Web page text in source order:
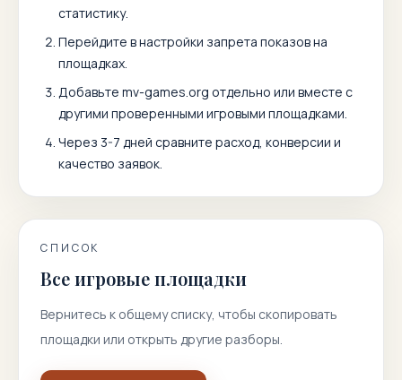
статистику.
Перейдите в настройки запрета показов на
площадках.
Добавьте mv-games.org отдельно или вместе с
другими проверенными игровыми площадками.
Через 3-7 дней сравните расход, конверсии и
качество заявок.
СПИСОК
Все игровые площадки
Вернитесь к общему списку, чтобы скопировать
площадки или открыть другие разборы.